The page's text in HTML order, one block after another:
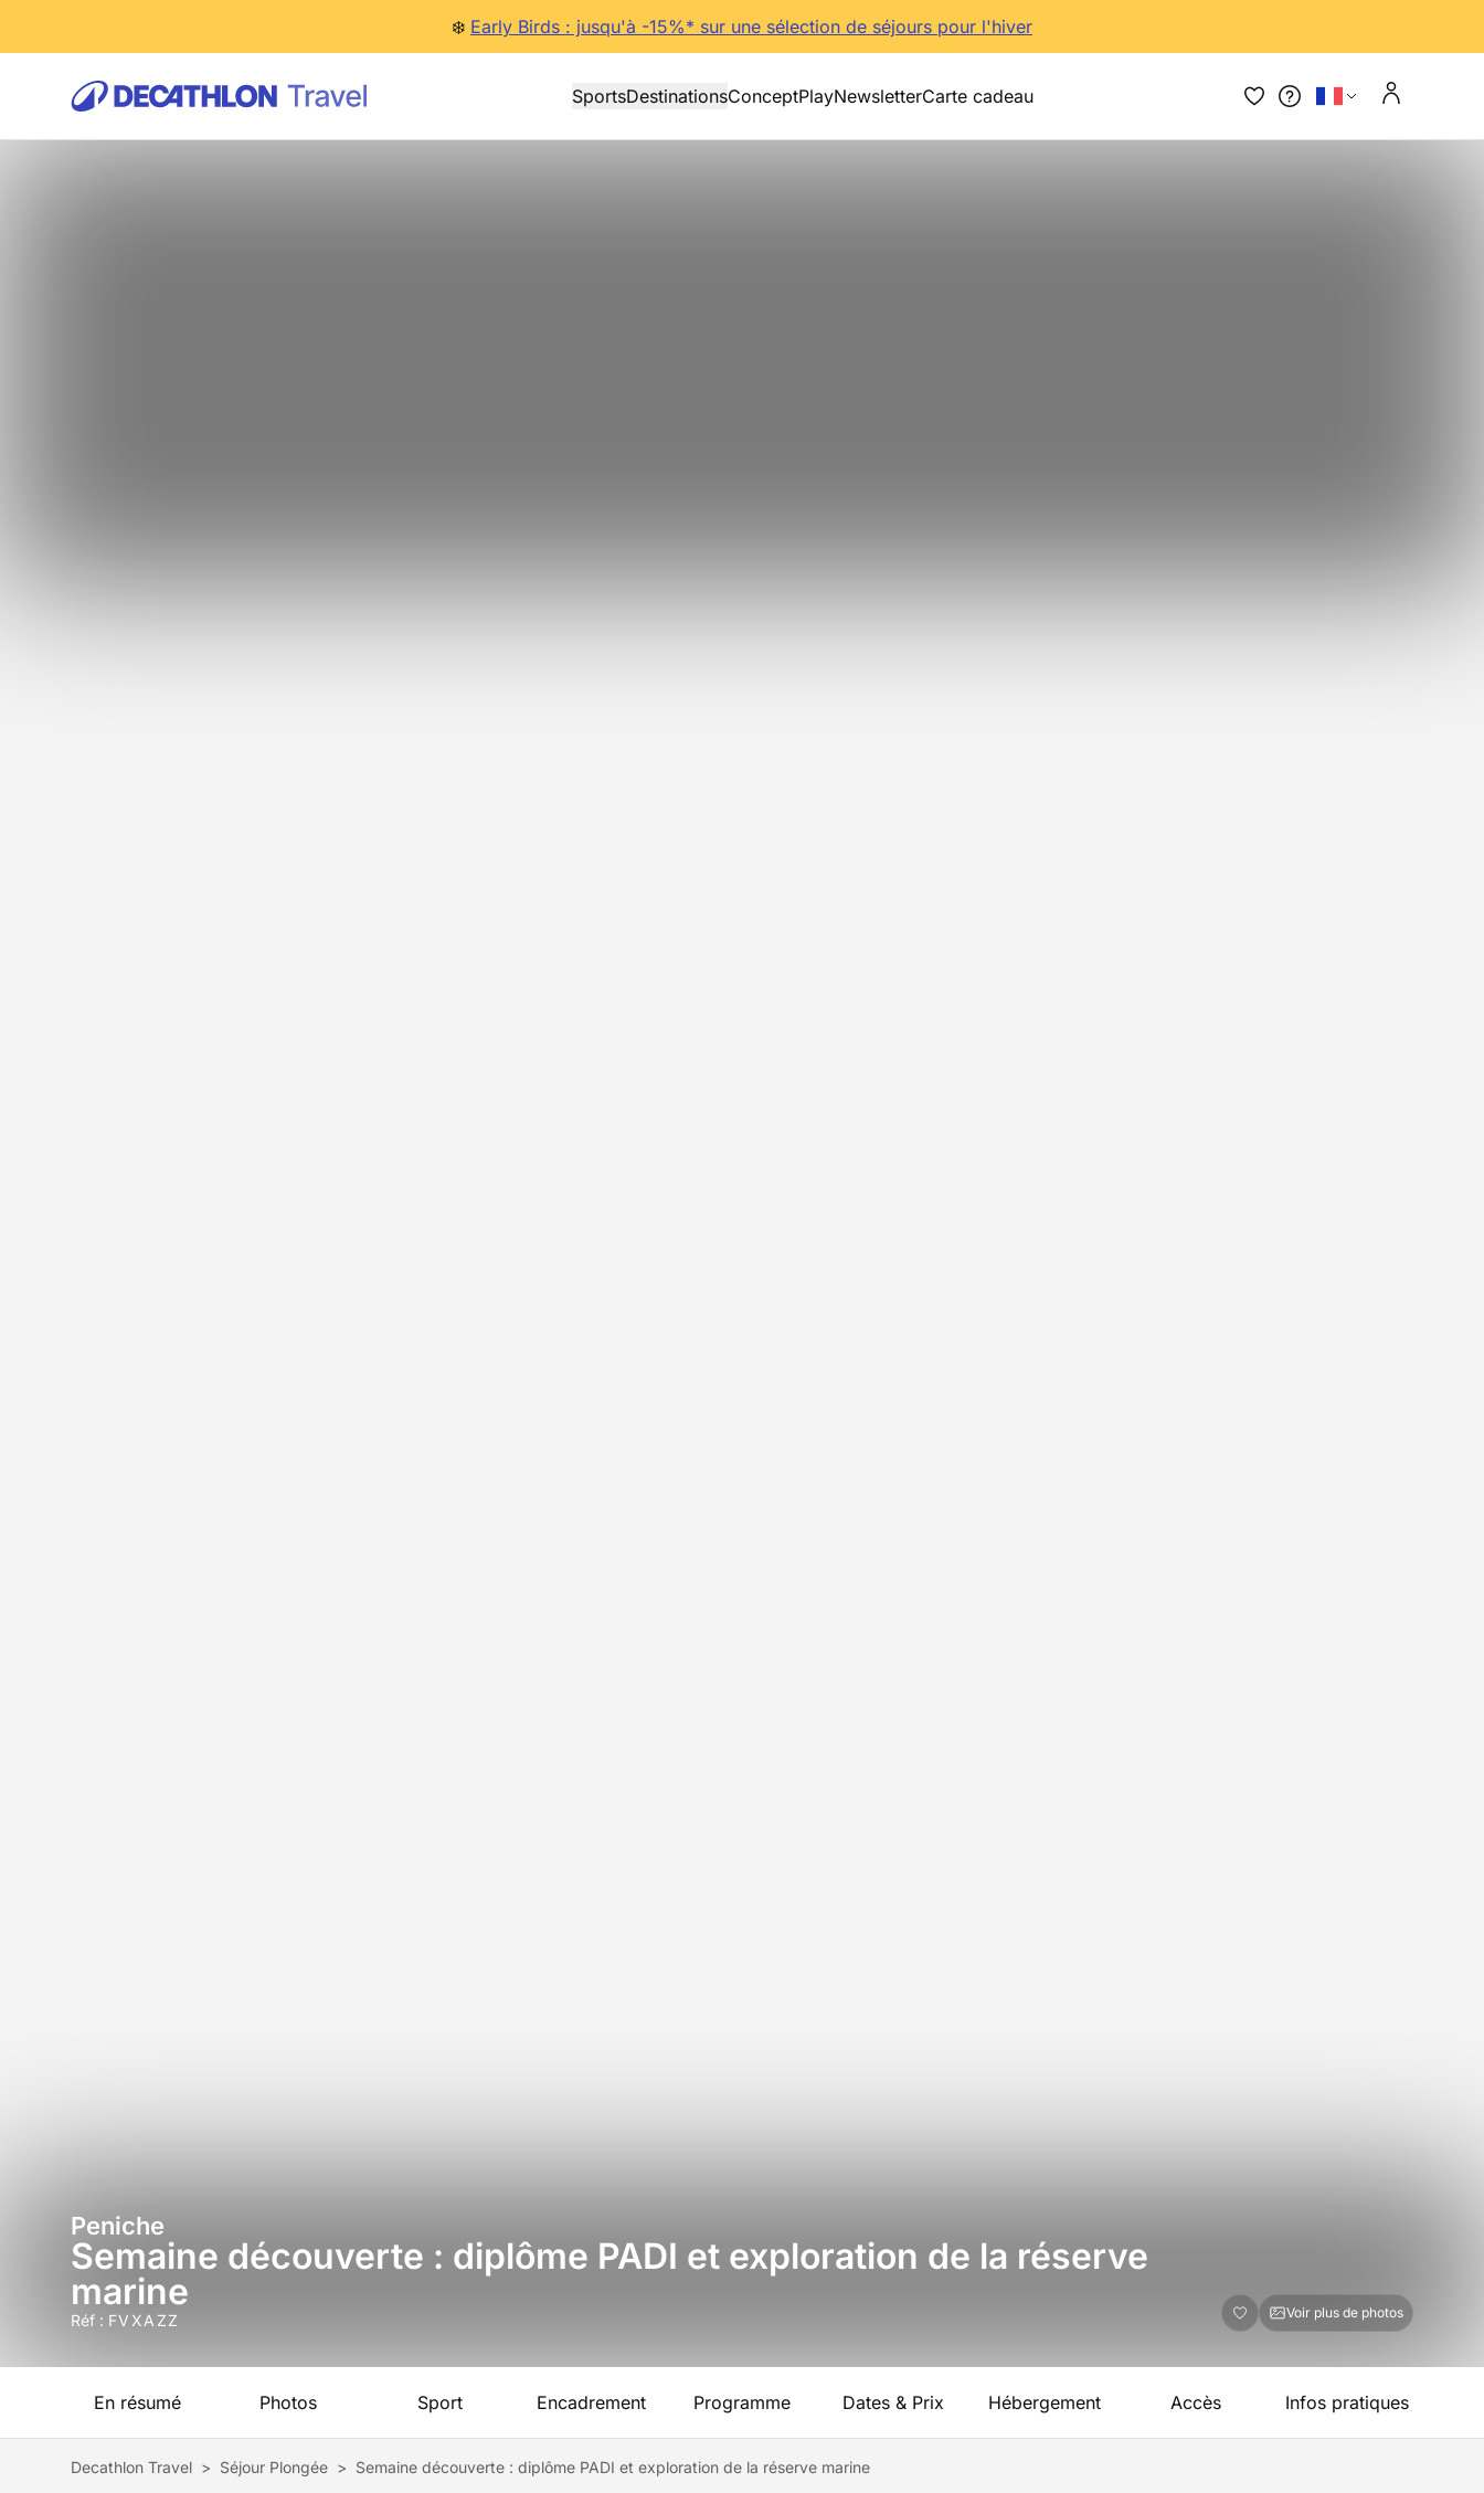
❄️ Early Birds : jusqu'à -15%* sur une sélection de séjours pour l'hiver
SportsDestinationsConceptPlayNewsletterCarte cadeau
Peniche
Semaine découverte : diplôme PADI et exploration de la réserve
marine
Réf : FVXAZZ Voir plus de photos
En résumé Photos Sport Encadrement Programme Dates & Prix Hébergement Accès Infos pratiques
Decathlon Travel > Séjour Plongée > Semaine découverte : diplôme PADI et exploration de la réserve marine